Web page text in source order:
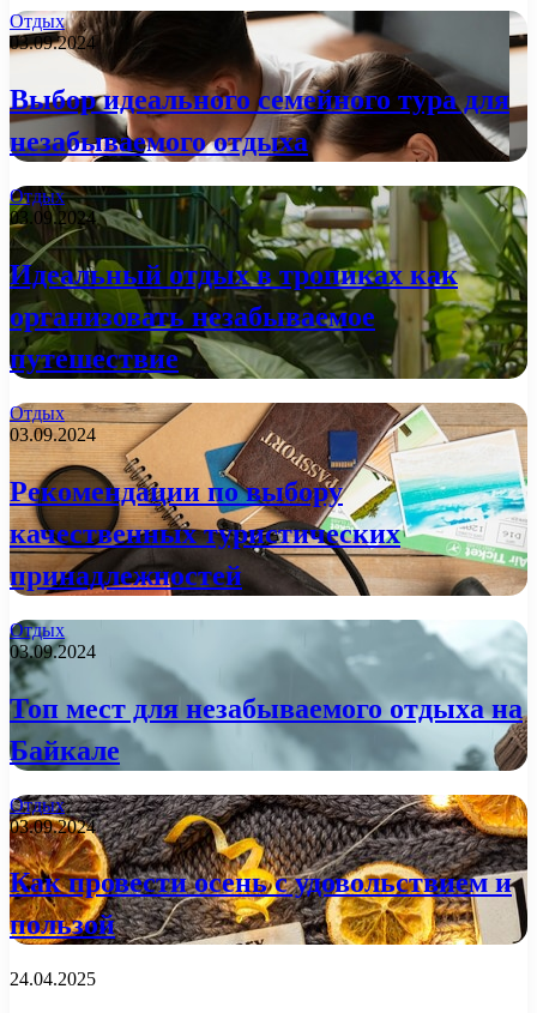
Отдых
03.09.2024
Выбор идеального семейного тура для
незабываемого отдыха
Отдых
03.09.2024
Идеальный отдых в тропиках как
организовать незабываемое
путешествие
Отдых
03.09.2024
Рекомендации по выбору
качественных туристических
принадлежностей
Отдых
03.09.2024
Топ мест для незабываемого отдыха на
Байкале
Отдых
03.09.2024
Как провести осень с удовольствием и
пользой
24.04.2025